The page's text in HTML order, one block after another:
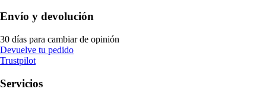
Envío y devolución
30 días para cambiar de opinión
Devuelve tu pedido
Trustpilot
Servicios